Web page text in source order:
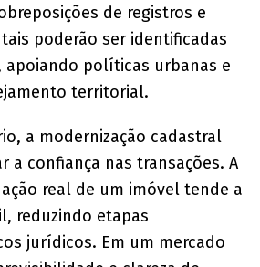
de registros e
poderão ser identificadas
apoiando políticas urbanas e
territorial.
a modernização cadastral
a confiança nas transações. A
real de um imóvel tende a
reduzindo etapas
jurídicos. Em um mercado